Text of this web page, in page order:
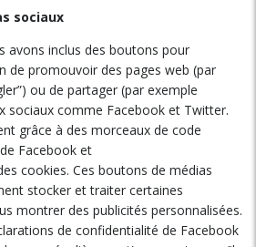
sociaux
avons inclus des boutons pour
de promouvoir des pages web (par
ou de partager (par exemple
sociaux comme Facebook et Twitter.
grâce à des morceaux de code
Facebook et
cookies. Ces boutons de médias
stocker et traiter certaines
montrer des publicités personnalisées.
de confidentialité de Facebook